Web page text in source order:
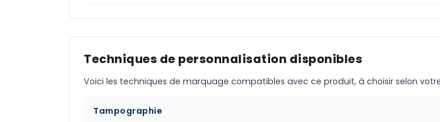
Techniques de personnalisation disponibles
Voici les techniques de marquage compatibles avec ce produit, à choisir selon
Tampographie